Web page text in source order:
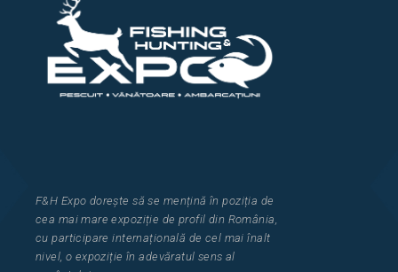
F&H Expo dorește să se mențină în poziția de
cea mai mare expoziție de profil din România,
cu participare internațională de cel maiînalt
nivel, o expoziție în adevăratul sens al